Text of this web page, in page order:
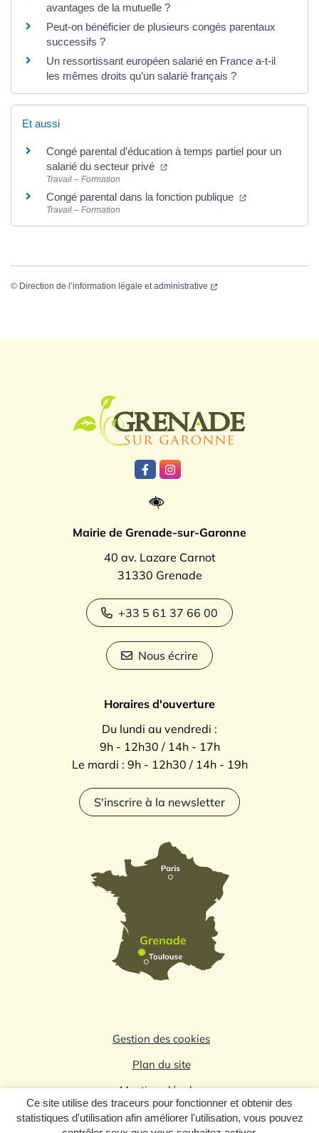
Ce site utilise des traceurs pour fonctionner et obtenir des
statistiques d'utilisation afin améliorer l'utilisation, vous pouvez
avantages de la mutuelle ?
Peut-on bénéficier de plusieurs congés parentaux
successifs ?
Un ressortissant européen salarié en France a-t-il
les mêmes droits qu’un salarié français ?
Et aussi
Congé parental d’éducation à temps partiel pour un
salarié du secteur privé
Travail – Formation
Congé parental dans la fonction publique
Travail – Formation
© Direction de l’information légale et administrative
Lien vers le compte Facebook
Lien vers le compte
Mairie de Grenade-sur-Garonne
40 av. Lazare Carnot
31330 Grenade
+33 5 61 37 66 00
Nous écrire
Horaires d'ouverture
Du lundi au vendredi :
9h - 12h30 / 14h - 17h
Le mardi : 9h - 12h30 / 14h - 19h
S'inscrire à la newsletter
Gestion des cookies
Plan du site
Mentions légales
Politique de confidentialité